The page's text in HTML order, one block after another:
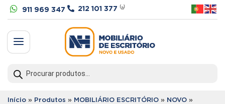
 911 969 347  212 101 377 ⁽ᵃ⁾
a
search
Início » Produtos » MOBILIÁRIO ESCRITÓRIO » NOVO »